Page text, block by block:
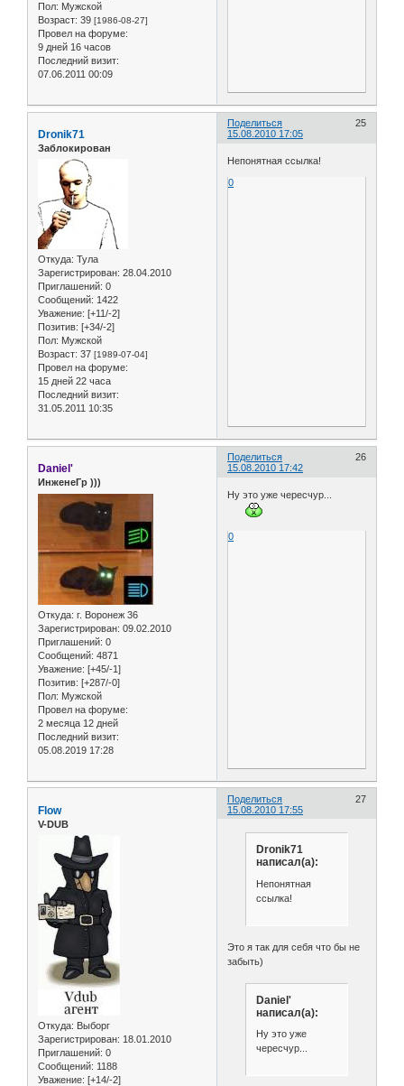
Пол: Мужской
Возраст: 39 [1986-08-27]
Провел на форуме:
9 дней 16 часов
Последний визит:
07.06.2011 00:09
Поделиться
25
15.08.2010 17:05
Dronik71
Заблокирован
Откуда: Тула
Зарегистрирован: 28.04.2010
Приглашений: 0
Сообщений: 1422
Уважение: [+11/-2]
Позитив: [+34/-2]
Пол: Мужской
Возраст: 37 [1989-07-04]
Провел на форуме:
15 дней 22 часа
Последний визит:
31.05.2011 10:35
Непонятная ссылка!
0
Поделиться
26
15.08.2010 17:42
Daniel'
ИнженеГр )))
Откуда: г. Воронеж 36
Зарегистрирован: 09.02.2010
Приглашений: 0
Сообщений: 4871
Уважение: [+45/-1]
Позитив: [+287/-0]
Пол: Мужской
Провел на форуме:
2 месяца 12 дней
Последний визит:
05.08.2019 17:28
Ну это уже чересчур...
0
Поделиться
27
15.08.2010 17:55
Flow
V-DUB
Откуда: Выборг
Зарегистрирован: 18.01.2010
Приглашений: 0
Сообщений: 1188
Уважение: [+14/-2]
Dronik71
написал(а):
Непонятная
ссылка!
Это я так для себя что бы не
забыть)
Daniel'
написал(а):
Ну это уже
чересчур...